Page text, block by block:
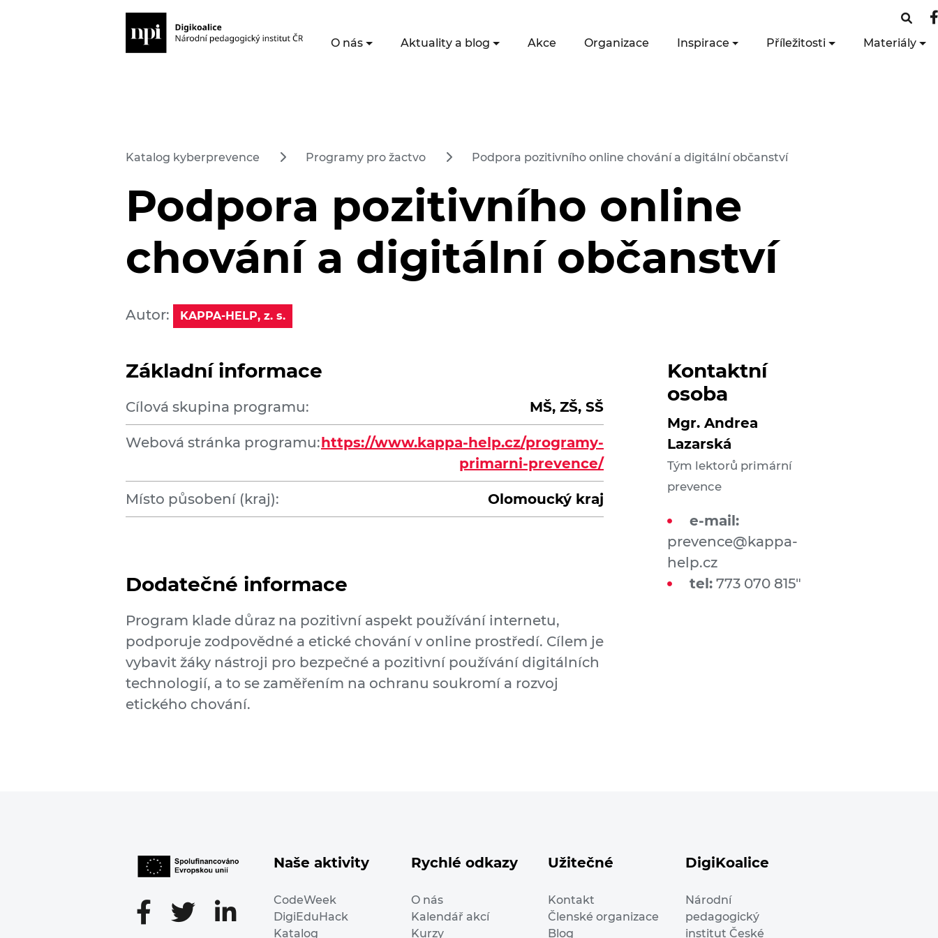
O nás Aktuality a blog Akce Organizace Inspirace Příležitosti Materiály
Katalog kyberprevence Programy pro žactvo Podpora pozitivního online chování a digitální občanství
Podpora pozitivního online
chování a digitální občanství
Autor: KAPPA-HELP, z. s.
Základní informace
Cílová skupina programu: MŠ, ZŠ, SŠ
Webová stránka programu:https://www.kappa-help.cz/programy-
primarni-prevence/
Místo působení (kraj): Olomoucký kraj
Dodatečné informace
Program klade důraz na pozitivní aspekt používání internetu,
podporuje zodpovědné a etické chování v online prostředí. Cílem je
vybavit žáky nástroji pro bezpečné a pozitivní používání digitálních
technologií, a to se zaměřením na ochranu soukromí a rozvoj
etického chování.
Kontaktní
osoba
Mgr. Andrea
Lazarská
Tým lektorů primární
prevence
e-mail:
prevence@kappa-
help.cz
tel: 773 070 815"
Naše aktivity
CodeWeek
DigiEduHack
Katalog
Rychlé odkazy
O nás
Kalendář akcí
Kurzy
Užitečné
Kontakt
Členské organizace
Blog
DigiKoalice
Národní
pedagogický
institut České